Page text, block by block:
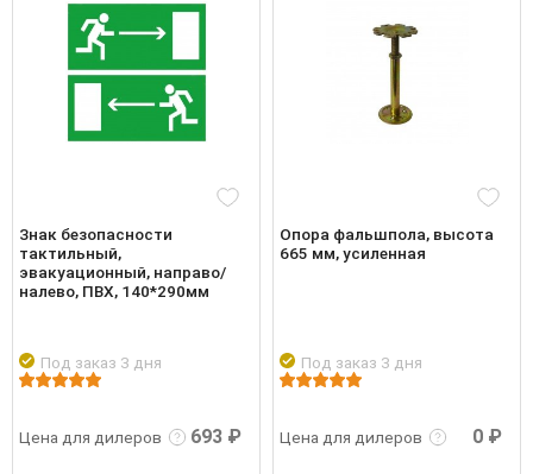
Знак безопасности
тактильный,
эвакуационный, направо/
налево, ПВХ, 140*290мм
Под заказ 3 дня
Цена для дилеров 693 ₽
Опора фальшпола, высота
665 мм, усиленная
Под заказ 3 дня
Цена для дилеров
Подробнее
0 ₽